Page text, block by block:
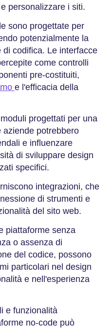
personalizzare i siti.
sono progettate per
potenzialmente la
codifica. Le interfacce
come controlli
pre-costituiti,
e l'efficacia della
progettati per una
aziende potrebbero
e influenzare
di sviluppare design
specifici.
integrazioni, che
di strumenti e
del sito web.
piattaforme senza
o assenza di
del codice, possono
particolari nel design
e nell'esperienza
e funzionalità
no-code può